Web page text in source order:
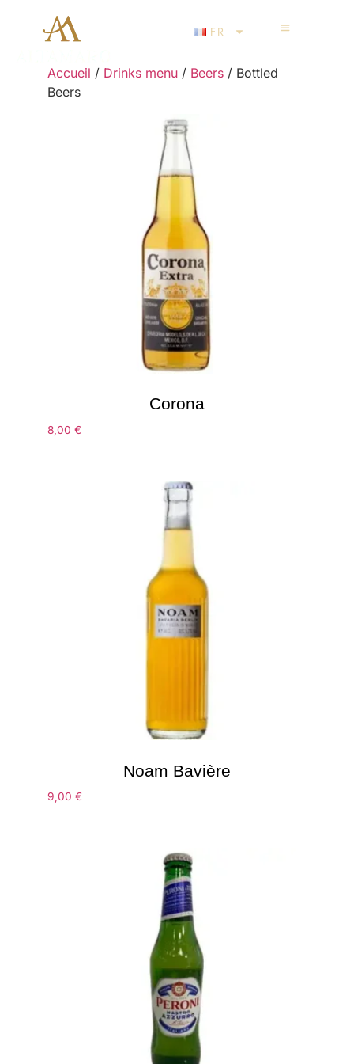
FR
Accueil / Drinks menu / Beers / Bottled
Beers
Corona
8,00 €
Noam Bavière
9,00 €